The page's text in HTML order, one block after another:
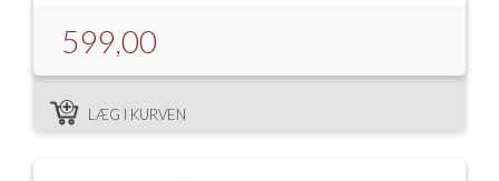
599,00
LÆG I KURVEN